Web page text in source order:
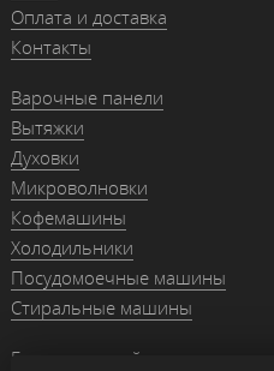
Оплата и доставка
Контакты
Варочные панели
Вытяжки
Духовки
Микроволновки
Кофемашины
Холодильники
Посудомоечные машины
Стиральные машины
Гранитные мойки